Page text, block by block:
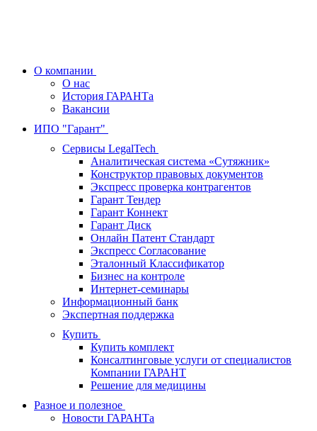
О компании
О нас
История ГАРАНТа
Вакансии
ИПО "Гарант"
Сервисы LegalTech
Аналитическая система «Сутяжник»
Конструктор правовых документов
Экспресс проверка контрагентов
Гарант Тендер
Гарант Коннект
Гарант Диск
Онлайн Патент Стандарт
Экспресс Согласование
Эталонный Классификатор
Бизнес на контроле
Интернет-семинары
Информационный банк
Экспертная поддержка
Купить
Купить комплект
Консалтинговые услуги от специалистов
Компании ГАРАНТ
Решение для медицины
Разное и полезное
Новости ГАРАНТа